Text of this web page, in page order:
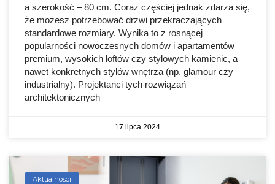
a szerokość – 80 cm. Coraz częściej jednak zdarza się,
że możesz potrzebować drzwi przekraczających
standardowe rozmiary. Wynika to z rosnącej
popularności nowoczesnych domów i apartamentów
premium, wysokich loftów czy stylowych kamienic, a
nawet konkretnych stylów wnętrza (np. glamour czy
industrialny). Projektanci tych rozwiązań
architektonicznych
17 lipca 2024
Aktualności